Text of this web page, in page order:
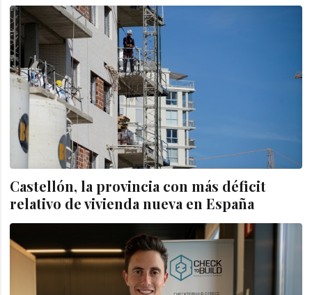
Castellón, la provincia con más déficit
relativo de vivienda nueva en España